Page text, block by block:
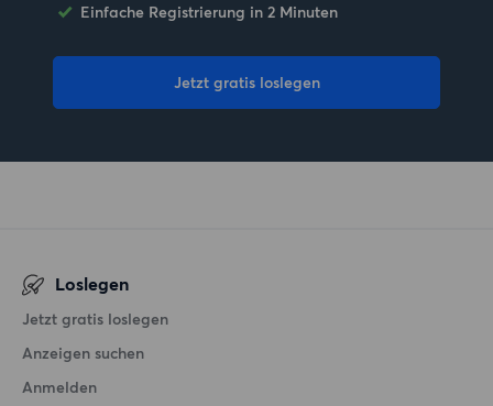
Einfache Registrierung in 2 Minuten
Jetzt gratis loslegen
Loslegen
Jetzt gratis loslegen
Anzeigen suchen
Anmelden